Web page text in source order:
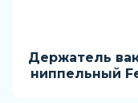
Держатель
ниппельный